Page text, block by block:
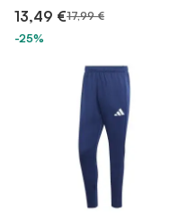
13,49 €17,99 €
-25%